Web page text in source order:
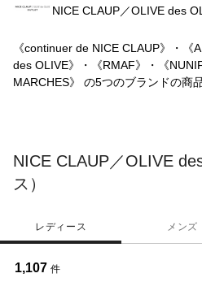
NICE CLAUP／OLIVE des
《continuer de NICE CLAUP》・《
des OLIVE》・《RMAF》・《
MARCHES》 の5つのブランドの商
NICE CLAUP／OLIVE
ス）
レディース メンズ
1,107 件